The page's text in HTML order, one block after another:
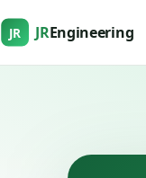
JR JREngineering